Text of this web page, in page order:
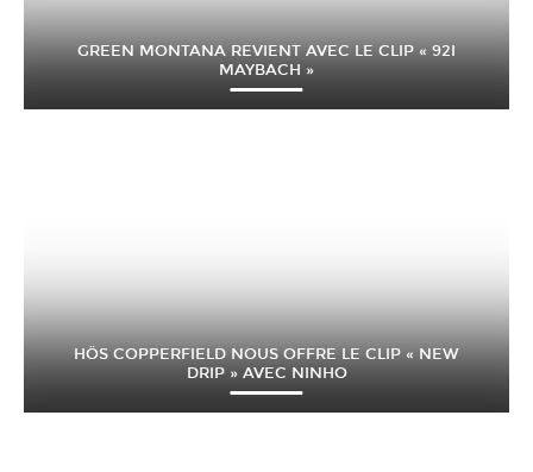
GREEN MONTANA REVIENT AVEC LE CLIP « 92I
MAYBACH »
HÖS COPPERFIELD NOUS OFFRE LE CLIP « NEW
DRIP » AVEC NINHO